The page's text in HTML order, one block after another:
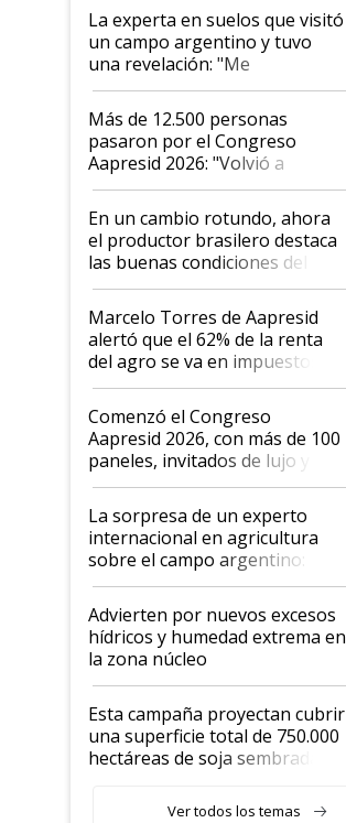
La experta en suelos que visitó
un campo argentino y tuvo
una revelación: "Me
impresionó mucho"
Más de 12.500 personas
pasaron por el Congreso
Aapresid 2026: "Volvió a
demostrar que hablar del
suelo es hablar de todo el
sistema productivo"
En un cambio rotundo, ahora
el productor brasilero destaca
las buenas condiciones del
agro argentino para invertir:
"Los veo más motivados"
Marcelo Torres de Aapresid
alertó que el 62% de la renta
del agro se va en impuestos:
"No es bueno que en
Argentina se sigan discutiendo
las mismas cosas de hace 50
años"
Comenzó el Congreso
Aapresid 2026, con más de 100
paneles, invitados de lujo y
todas las tendencias
La sorpresa de un experto
internacional en agricultura
sobre el campo argentino:
"Estoy muy impresionado"
Advierten por nuevos excesos
hídricos y humedad extrema en
la zona núcleo
Esta campaña proyectan cubrir
una superficie total de 750.000
hectáreas de soja sembradas
variedades que marcan un
Ver todos los temas